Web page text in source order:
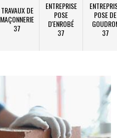
TRAVAUX DE
MAÇONNERIE
37
ENTREPRISE
POSE
D'ENROBÉ
37
POSE DE
37